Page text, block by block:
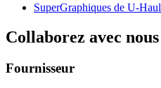
SuperGraphiques de U-Haul
Collaborez avec nous
Fournisseur